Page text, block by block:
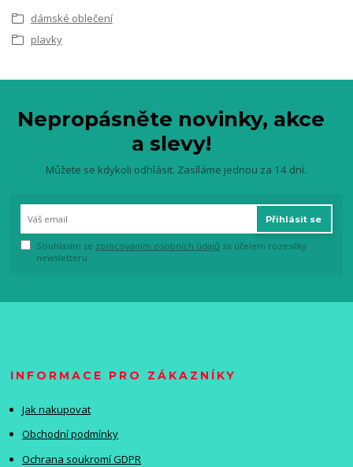
dámské oblečení
plavky
Nepropásněte novinky, akce
a slevy!
Můžete se kdykoli odhlásit. Zasíláme jednou za 14 dní.
Přihlásit se
Souhlasím se zpracováním osobních údajů za účelem rozesílky
newsletteru.
INFORMACE PRO ZÁKAZNÍKY
Jak nakupovat
Obchodní podmínky
Ochrana soukromí GDPR